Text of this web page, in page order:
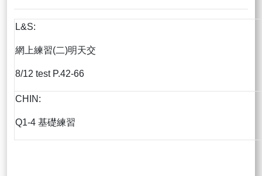
L&S:
網上練習(二)明天交
8/12 test P.42-66
CHIN:
Q1-4 基礎練習